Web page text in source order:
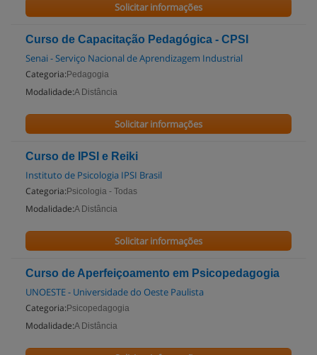
Solicitar informações
Curso de Capacitação Pedagógica - CPSI
Senai - Serviço Nacional de Aprendizagem Industrial
Categoria: Pedagogia
Modalidade:A Distância
Solicitar informações
Curso de IPSI e Reiki
Instituto de Psicologia IPSI Brasil
Categoria: Psicologia - Todas
Modalidade:A Distância
Solicitar informações
Curso de Aperfeiçoamento em Psicopedagogia
UNOESTE - Universidade do Oeste Paulista
Categoria: Psicopedagogia
Modalidade:A Distância